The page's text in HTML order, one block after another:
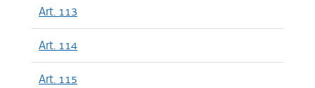
Art. 113
Art. 114
Art. 115